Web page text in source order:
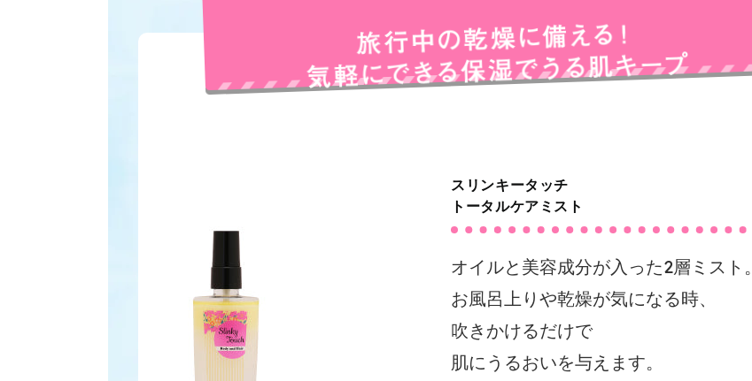
スリンキータッチ
トータルケアミスト
オイルと美容成分が入った2層ミスト。
お風呂上りや乾燥が気になる時、
吹きかけるだけで
肌にうるおいを与えます。